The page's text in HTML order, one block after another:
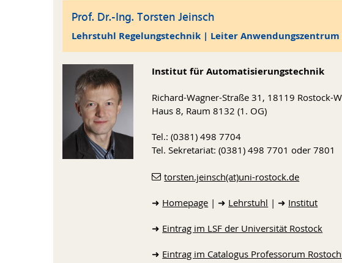
Prof. Dr.-Ing. Torsten Jeinsch
Lehrstuhl Regelungstechnik | Leiter Anwendungszentrum
Institut für Automatisierungstechnik
Richard-Wagner-Straße 31, 18119 Rostock-
Haus 8, Raum 8132 (1. OG)
Tel.: (0381) 498 7704
Tel. Sekretariat: (0381) 498 7701 oder 7801
torsten.jeinsch(at)uni-rostock.de
➜ Homepage | ➜ Lehrstuhl | ➜ Institut
➜ Eintrag im LSF der Universität Rostock
➜ Eintrag im Catalogus Professorum